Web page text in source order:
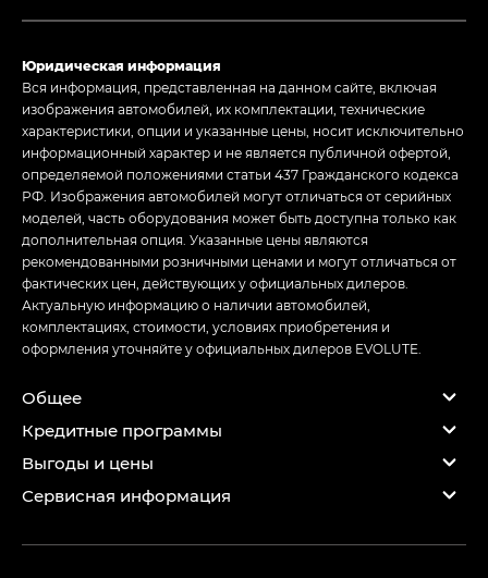
Юридическая информация
Вся информация, представленная на данном сайте, включая
изображения автомобилей, их комплектации, технические
характеристики, опции и указанные цены, носит исключительно
информационный характер и не является публичной офертой,
определяемой положениями статьи 437 Гражданского кодекса
РФ. Изображения автомобилей могут отличаться от серийных
моделей, часть оборудования может быть доступна только как
дополнительная опция. Указанные цены являются
рекомендованными розничными ценами и могут отличаться от
фактических цен, действующих у официальных дилеров.
Актуальную информацию о наличии автомобилей,
комплектациях, стоимости, условиях приобретения и
оформления уточняйте у официальных дилеров EVOLUTE.
Общее
Кредитные программы
Выгоды и цены
Сервисная информация